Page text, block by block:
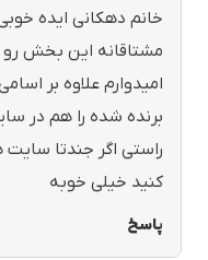
خانم دهکانی ایده
مشتاقانه این بخش رو
امیدوارم علاوه بر
برنده شده را هم در
راستی اگر جندتا سایت
کنید خیلی خوبه
پاسخ